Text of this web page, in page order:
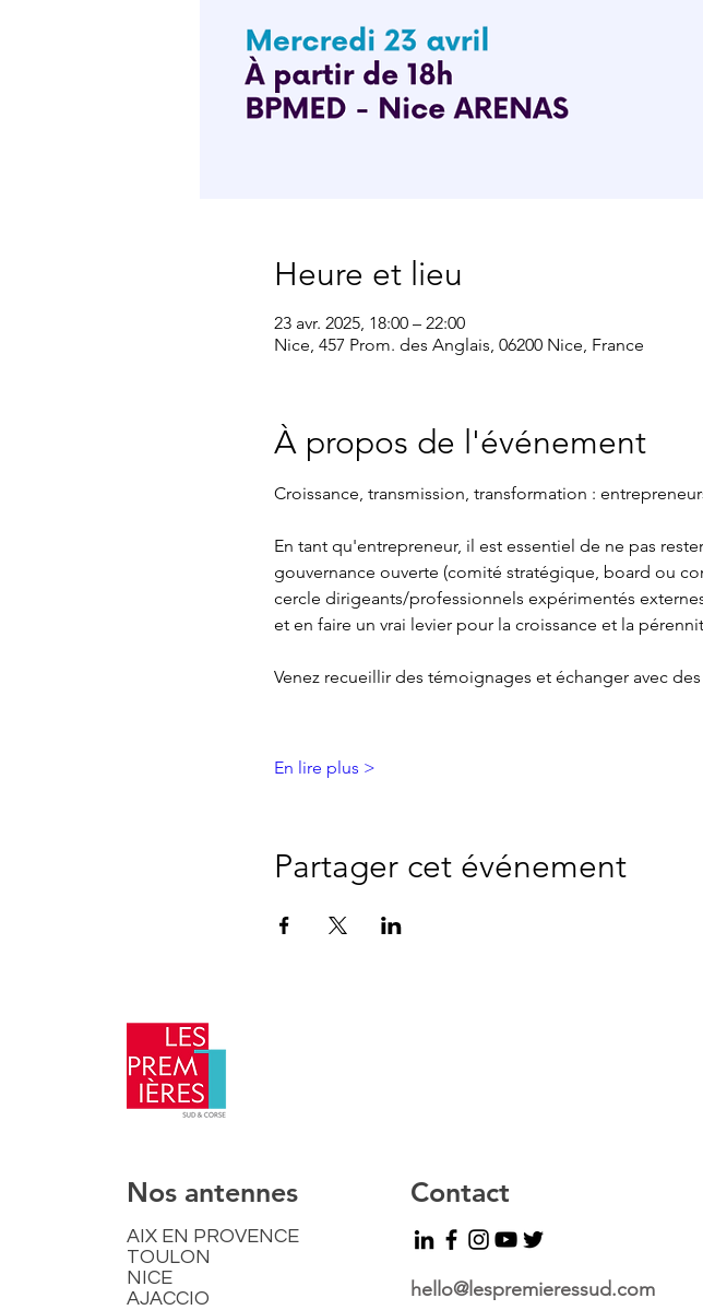
Heure et lieu
23 avr. 2025, 18:00 – 22:00
Nice, 457 Prom. des Anglais, 06200 Nice, France
À propos de l'événement
Croissance, transmission, transformation :
En tant qu'entrepreneur, il est essentiel de ne pas
gouvernance ouverte (comité stratégique, board ou
cercle dirigeants/professionnels expérimentés
et en faire un vrai levier pour la croissance et la
Venez recueillir des témoignages et échanger avec
En lire plus >
Partager cet événement
​Nos antennes
AIX EN PROVENCE
TOULON
NICE
AJACCIO​
Contact
hello@lespremieressud.com